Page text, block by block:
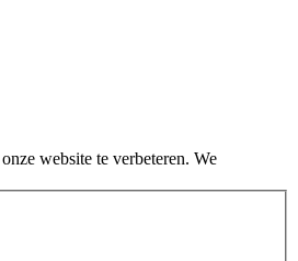
website te verbeteren. We